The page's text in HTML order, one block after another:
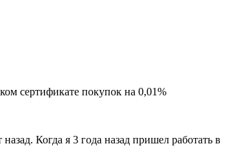
сертификате покупок на 0,01%
Когда я 3 года назад пришел работать в